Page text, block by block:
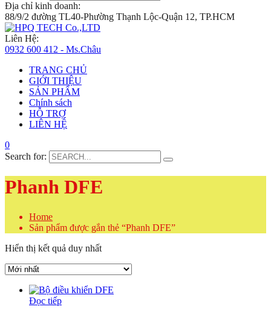
Địa chỉ kinh doanh:
88/9/2 đường TL40-Phường Thạnh Lộc-Quận 12, TP.HCM
Liên Hệ:
0932 600 412 - Ms.Châu
TRANG CHỦ
GIỚI THIỆU
SẢN PHẨM
Chính sách
HỖ TRỢ
LIÊN HỆ
0
Search for:
Phanh DFE
Home
Sản phẩm được gắn thẻ “Phanh DFE”
Hiển thị kết quả duy nhất
Đọc tiếp